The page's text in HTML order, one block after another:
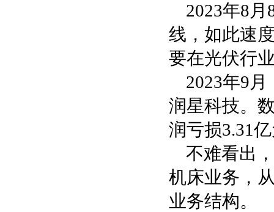
2023年8
线，如此速
要在光伏行
2023年9
润星科技。
润亏损3.31
不难看出
机床业务，
业务结构。